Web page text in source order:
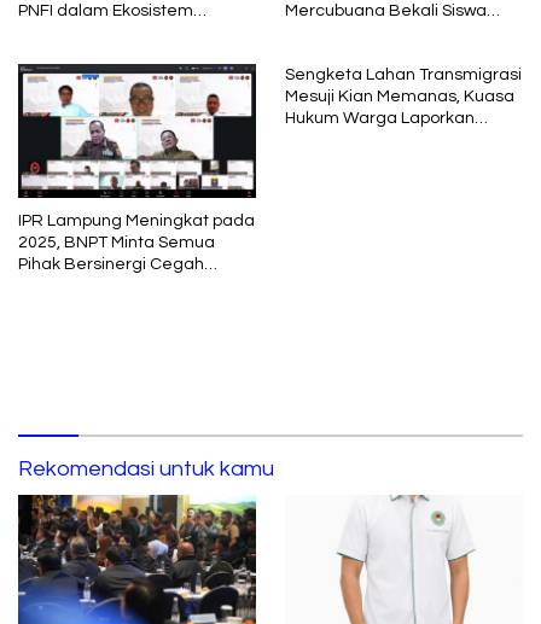
PNFI dalam Ekosistem
Mercubuana Bekali Siswa
IPR Lampung Meningkat pada
2025, BNPT Minta Semua
Pihak Bersinergi Cegah
Sengketa Lahan Transmigrasi
Mesuji Kian Memanas, Kuasa
Hukum Warga Laporkan
Rekomendasi untuk kamu